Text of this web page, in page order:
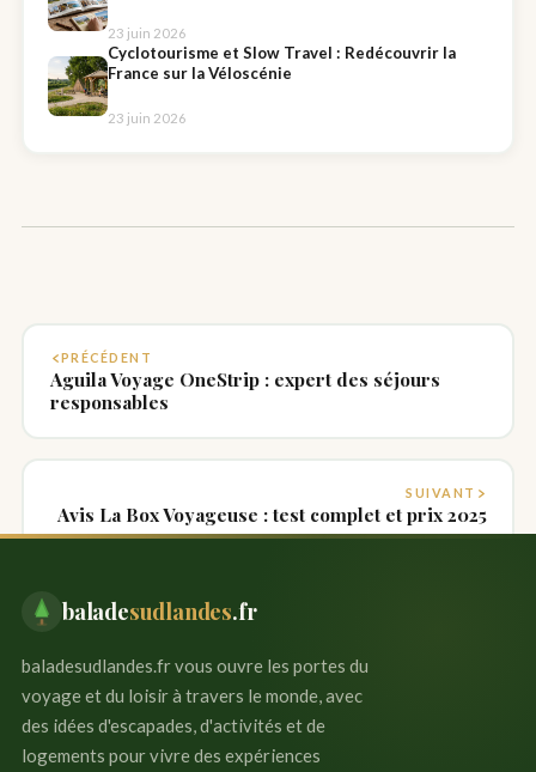
23 juin 2026
Cyclotourisme et Slow Travel : Redécouvrir la
France sur la Véloscénie
23 juin 2026
PRÉCÉDENT
Aguila Voyage OneStrip : expert des séjours
responsables
SUIVANT
Avis La Box Voyageuse : test complet et prix 2025
contenu
baladesudlandes.fr
baladesudlandes.fr vous ouvre les portes du
voyage et du loisir à travers le monde, avec
des idées d'escapades, d'activités et de
logements pour vivre des expériences